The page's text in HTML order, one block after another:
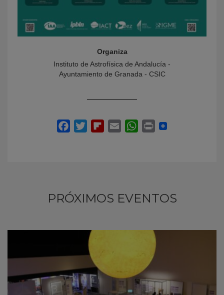
Organiza
Instituto de Astrofísica de Andalucía -
Ayuntamiento de Granada - CSIC
PRÓXIMOS EVENTOS